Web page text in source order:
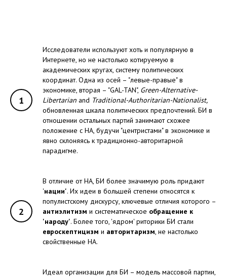
1
Исследователи используют хоть и популярную в
Интернете, но не настолько котируемую в
академических кругах, систему политических
координат. Одна из осей – "левые-правые" в
экономике, вторая – "GAL-TAN", Green-Alternative-
Libertarian and Traditional-Authoritarian-Nationalist,
обновленная шкала политических предпочтений. БИ в
отношении остальных партий занимают схожее
положение с НА, будучи "центристами" в экономике и
явно склоняясь к традиционно-авторитарной
парадигме.
2
В отличие от НА, БИ более значимую роль придают
'нации'. Их идеи в большей степени относятся к
популистскому дискурсу, ключевые отличия которого –
антиэлитизм и систематическое обращение к
'народу'. Более того, 'ядром' риторики БИ стали
евроскептицизм и авторитаризм, не настолько
свойственные НА.
Идеал организации для БИ – модель массовой партии,